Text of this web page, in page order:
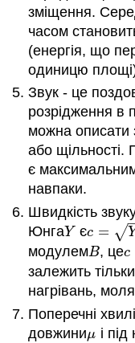
зміщення.
часом
(енергія, що
одиницю
Звук - це
розрідження в
можна описати
або щільності.
є
навпаки.
Швидкість
ЮнгаY
Y єc = √
c =Y /ρ0
модулемB
B, цеc
c
залежить
нагрівань,
Поперечні
довжиниμ
μ і